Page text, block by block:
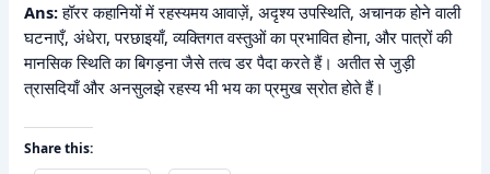
Ans:हॉरर कहानियों में रहस्यमय आवाज़ें, अदृश्य उपस्थिति, अचानक होने वाली
घटनाएँ, अंधेरा, परछाइयाँ, व्यक्तिगत वस्तुओं का प्रभावित होना, और पात्रों की
मानसिक स्थिति का बिगड़ना जैसे तत्व डर पैदा करते हैं। अतीत से जुड़ी
त्रासदियाँ और अनसुलझे रहस्य भी भय का प्रमुख स्रोत होते हैं।
Share this: